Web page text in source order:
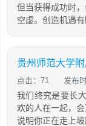
但当获得成功时
空虚。创造机遇有
贵州师范大学
点击：71 发布
我们终究是要长
欢的人在一起，
说明你正在走上